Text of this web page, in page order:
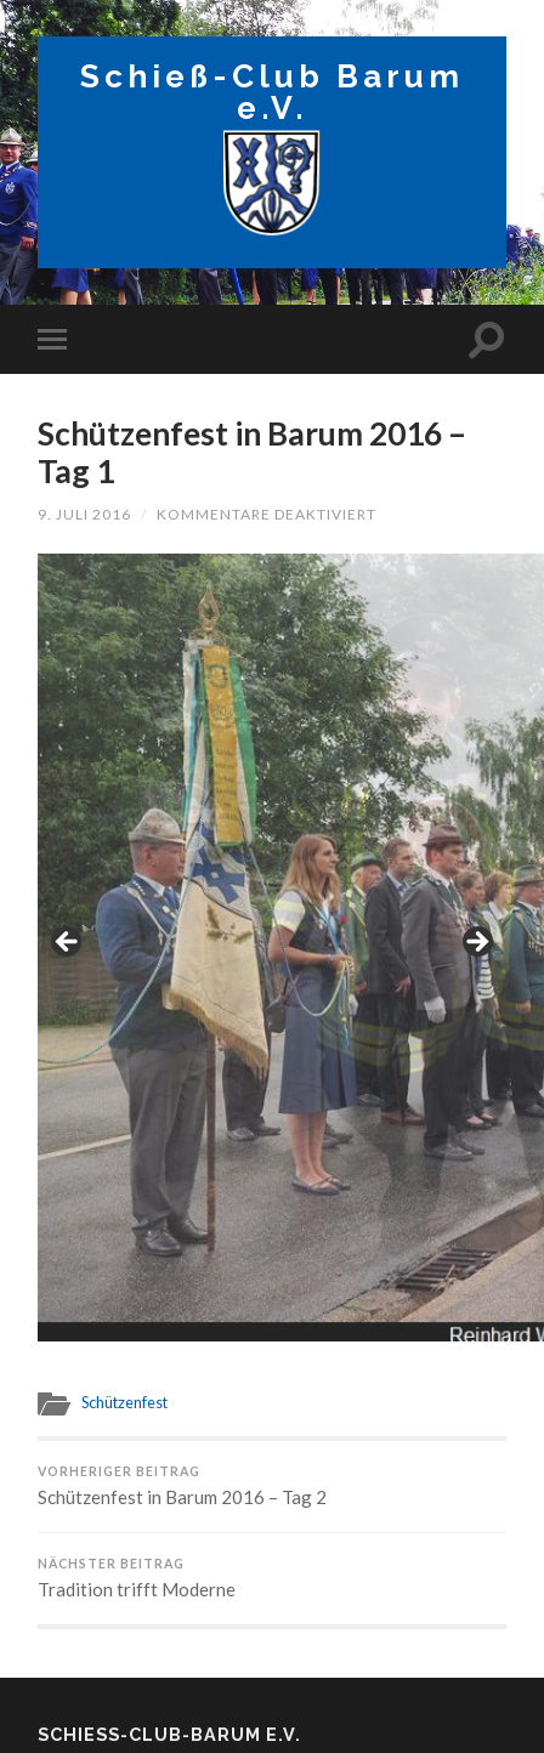
Schieß-Club Barum
e.V.
Schützenfest in Barum 2016 –
Tag 1
9. JULI 2016 / KOMMENTARE DEAKTIVIERT
BARUM
TAG
1
Schützenfest
VORHERIGER BEITRAG
Schützenfest in Barum 2016 – Tag 2
NÄCHSTER BEITRAG
Tradition trifft Moderne
SCHIESS-CLUB-BARUM E.V.